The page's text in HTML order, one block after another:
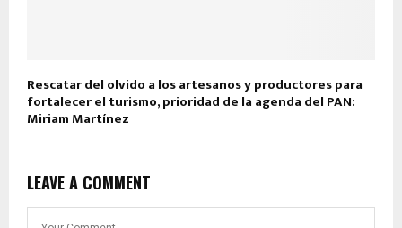
Rescatar del olvido a los artesanos y productores para
fortalecer el turismo, prioridad de la agenda del PAN:
Miriam Martínez
LEAVE A COMMENT